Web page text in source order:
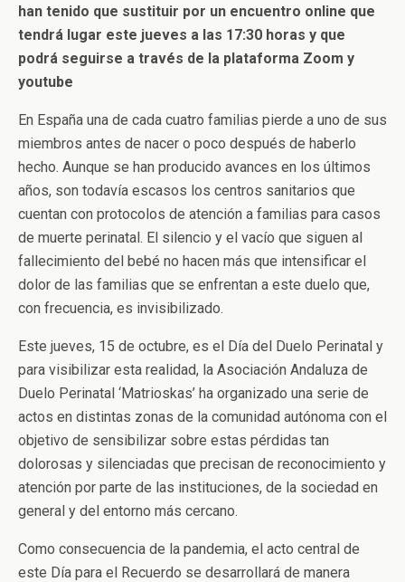
han tenido que sustituir por un encuentro online que
tendrá lugar este jueves a las 17:30 horas y que
podrá seguirse a través de la plataforma Zoom y
youtube
En España una de cada cuatro familias pierde a uno de sus
miembros antes de nacer o poco después de haberlo
hecho. Aunque se han producido avances en los últimos
años, son todavía escasos los centros sanitarios que
cuentan con protocolos de atención a familias para casos
de muerte perinatal. El silencio y el vacío que siguen al
fallecimiento del bebé no hacen más que intensificar el
dolor de las familias que se enfrentan a este duelo que,
con frecuencia, es invisibilizado.
Este jueves, 15 de octubre, es el Día del Duelo Perinatal y
para visibilizar esta realidad, la Asociación Andaluza de
Duelo Perinatal ‘Matrioskas’ ha organizado una serie de
actos en distintas zonas de la comunidad autónoma con el
objetivo de sensibilizar sobre estas pérdidas tan
dolorosas y silenciadas que precisan de reconocimiento y
atención por parte de las instituciones, de la sociedad en
general y del entorno más cercano.
Como consecuencia de la pandemia, el acto central de
este Día para el Recuerdo se desarrollará de manera